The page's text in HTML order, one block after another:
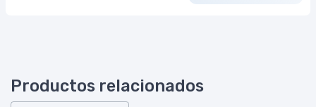
Productos relacionados